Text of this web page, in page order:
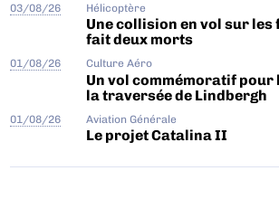
03/08/26 Hélicoptère
Une collision en vol sur les
fait deux morts
01/08/26 Culture Aéro
Un vol commémoratif pour
la traversée de Lindbergh
01/08/26 Aviation Générale
Le projet Catalina II